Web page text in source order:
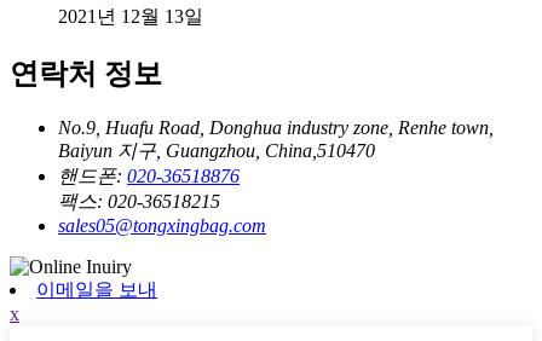
2021년 12월 13일
연락처 정보
No.9, Huafu Road, Donghua industry zone, Renhe town,
Baiyun 지구, Guangzhou, China,510470
핸드폰: 020-36518876
팩스: 020-36518215
sales05@tongxingbag.com
이메일을 보내
x